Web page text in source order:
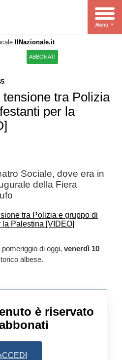
IlNazionale.it
ABBONATI
tra Polizia
per la
Sociale, dove era in
della Fiera
di oggi, venerdì 10
albese.
è riservato